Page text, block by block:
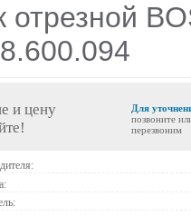
отрезной
и цену
Для
позвоните
перезвоним